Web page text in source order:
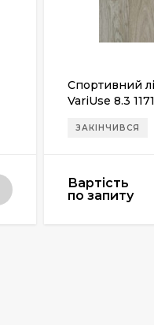
Спортивний
VariUse 8.3
ЗАКІНЧИВСЯ
Вартість
по запиту